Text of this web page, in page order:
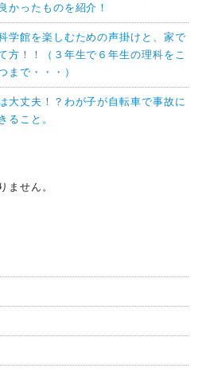
かったものを紹介！
学館を楽しむための声掛けと、家で
方！！（３年生で６年生の理科をこ
まで・・・）
大丈夫！？わが子が自転車で事故に
ること。
ません。